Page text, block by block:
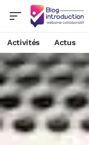
Activités Actus